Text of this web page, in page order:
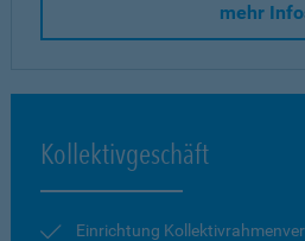
mehr
Kollektivgeschäft
Einrichtung